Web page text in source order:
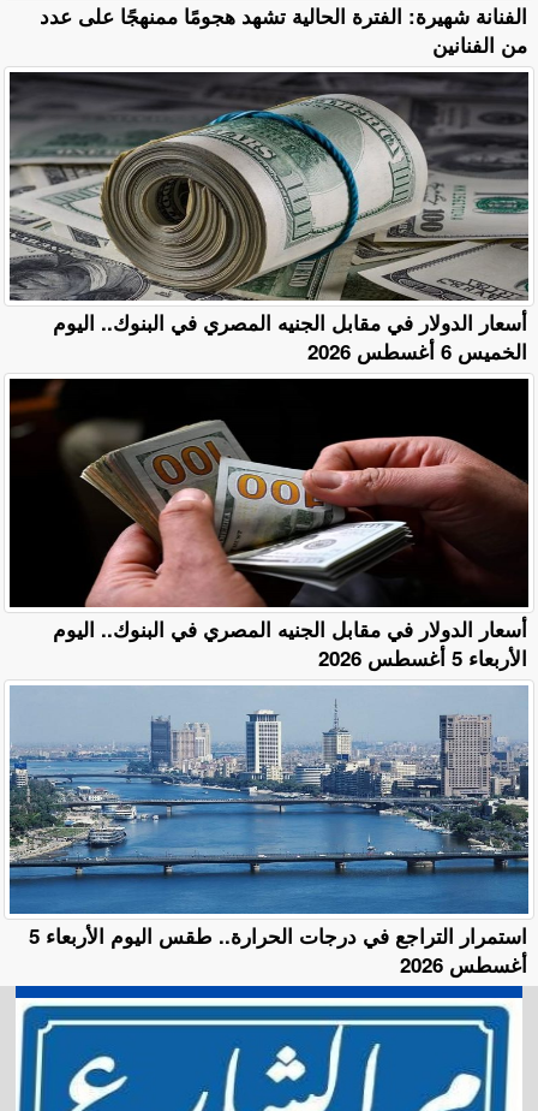
الفنانة شهيرة: الفترة الحالية تشهد هجومًا ممنهجًا على عدد
من الفنانين
أسعار الدولار في مقابل الجنيه المصري في البنوك.. اليوم
الخميس 6 أغسطس 2026
أسعار الدولار في مقابل الجنيه المصري في البنوك.. اليوم
الأربعاء 5 أغسطس 2026
استمرار التراجع في درجات الحرارة.. طقس اليوم الأربعاء 5
أغسطس 2026